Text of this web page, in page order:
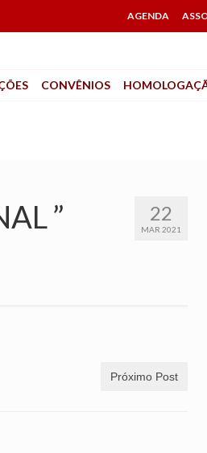
AGENDA
CONVÊNIOS
22
MAR 2021
”
Próximo Post